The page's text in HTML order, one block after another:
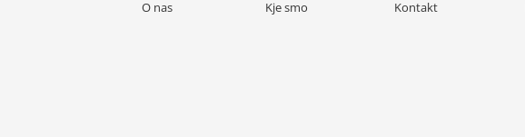
O nas Kje smo Kontakt